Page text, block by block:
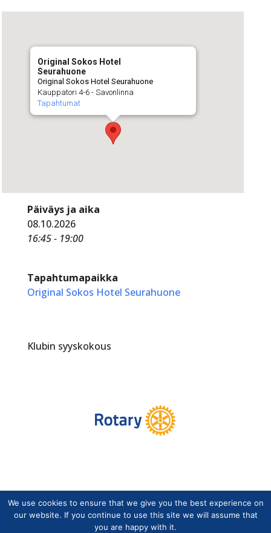
Original Sokos Hotel
Seurahuone
Original Sokos Hotel Seurahuone
Kauppatori 4-6 - Savonlinna
Tapahtumat
Päiväys ja aika
08.10.2026
16:45 - 19:00
Tapahtumapaikka
Original Sokos Hotel Seurahuone
Klubin syyskokous
Copyright © Suomen Rotarypalvelu ry 2026 |
Jäsentietojärjestelmän tietosuojaseloste|Henkilötietojen
We use cookies to ensure that we give you the best experience on
our website. If you continue to use this site we will assume that
you are happy with it.